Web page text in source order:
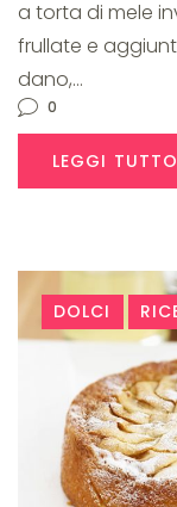
a torta di mele
frullate e
dano,…
0
LEGGI TUTTO
DOLCI